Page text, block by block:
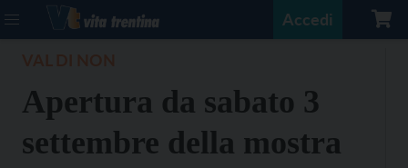
Accedi
Apertura da sabato 3
settembre della mostra